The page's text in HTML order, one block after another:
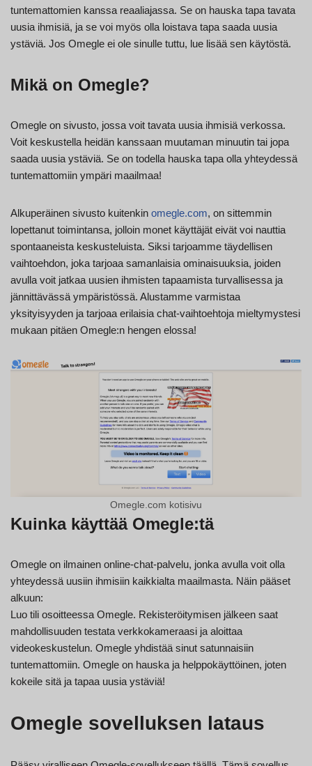
tuntemattomien kanssa reaaliajassa. Se on hauska tapa tavata
uusia ihmisiä, ja se voi myös olla loistava tapa saada uusia
ystäviä. Jos Omegle ei ole sinulle tuttu, lue lisää sen käytöstä.
Mikä on Omegle?
Omegle on sivusto, jossa voit tavata uusia ihmisiä verkossa.
Voit keskustella heidän kanssaan muutaman minuutin tai jopa
saada uusia ystäviä. Se on todella hauska tapa olla yhteydessä
tuntemattomiin ympäri maailmaa!
Alkuperäinen sivusto kuitenkin omegle.com, on sittemmin
lopettanut toimintansa, jolloin monet käyttäjät eivät voi nauttia
spontaaneista keskusteluista. Siksi tarjoamme täydellisen
vaihtoehdon, joka tarjoaa samanlaisia ominaisuuksia, joiden
avulla voit jatkaa uusien ihmisten tapaamista turvallisessa ja
jännittävässä ympäristössä. Alustamme varmistaa
yksityisyyden ja tarjoaa erilaisia chat-vaihtoehtoja mieltymystesi
mukaan pitäen Omegle:n hengen elossa!
Omegle.com kotisivu
Kuinka käyttää Omegle:tä
Omegle on ilmainen online-chat-palvelu, jonka avulla voit olla
yhteydessä uusiin ihmisiin kaikkialta maailmasta. Näin pääset
alkuun:
Luo tili osoitteessa Omegle. Rekisteröitymisen jälkeen saat
mahdollisuuden testata verkkokameraasi ja aloittaa
videokeskustelun. Omegle yhdistää sinut satunnaisiin
tuntemattomiin. Omegle on hauska ja helppokäyttöinen, joten
kokeile sitä ja tapaa uusia ystäviä!
Omegle sovelluksen lataus